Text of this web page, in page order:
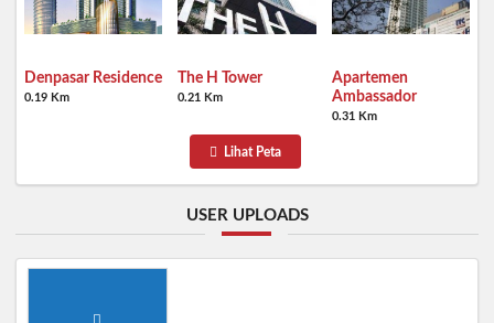
Denpasar Residence
0.19 Km
The H Tower
0.21 Km
Apartemen
Ambassador
0.31 Km
Lihat Peta
USER UPLOADS